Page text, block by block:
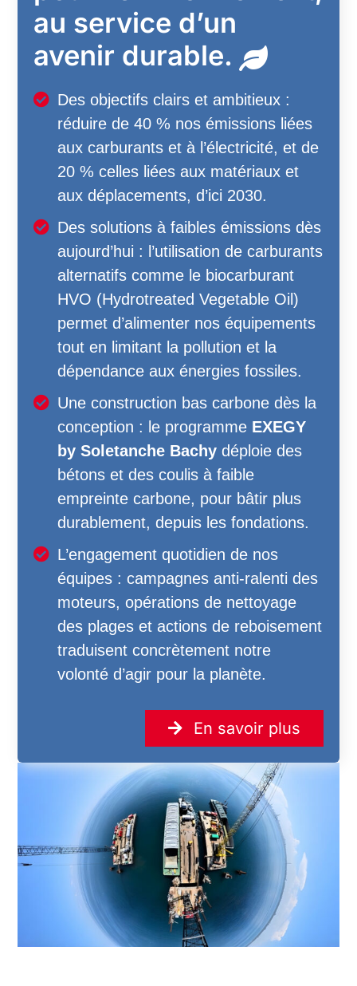
au service d’un
avenir durable.
Des objectifs clairs et ambitieux :
réduire de 40 % nos émissions liées
aux carburants et à l’électricité, et de
20 % celles liées aux matériaux et
aux déplacements, d’ici 2030.
Des solutions à faibles émissions dès
aujourd’hui : l’utilisation de carburants
alternatifs comme le biocarburant
HVO (Hydrotreated Vegetable Oil)
permet d’alimenter nos équipements
tout en limitant la pollution et la
dépendance aux énergies fossiles.
Une construction bas carbone dès la
conception : le programme EXEGY
by Soletanche Bachy déploie des
bétons et des coulis à faible
empreinte carbone, pour bâtir plus
durablement, depuis les fondations.
L’engagement quotidien de nos
équipes : campagnes anti-ralenti des
moteurs, opérations de nettoyage
des plages et actions de reboisement
traduisent concrètement notre
volonté d’agir pour la planète.
En savoir plus